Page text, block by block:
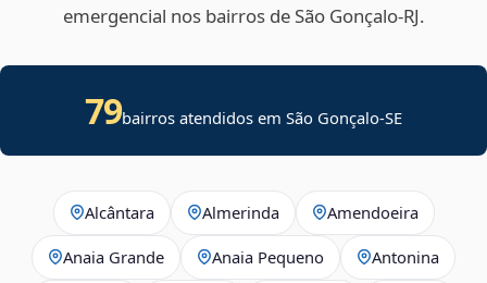
emergencial nos bairros de São Gonçalo‑RJ.
79bairros atendidos emSão Gonçalo-SE
Alcântara Almerinda Amendoeira
Anaia Grande Anaia Pequeno Antonina